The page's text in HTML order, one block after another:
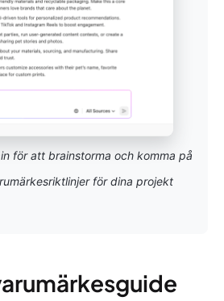
för att brainstorma och komma på
för dina projekt